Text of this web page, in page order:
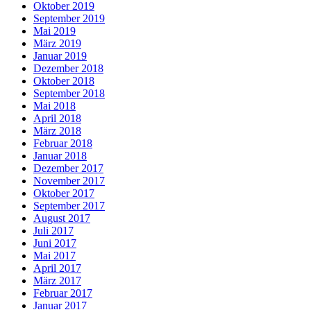
Oktober 2019
September 2019
Mai 2019
März 2019
Januar 2019
Dezember 2018
Oktober 2018
September 2018
Mai 2018
April 2018
März 2018
Februar 2018
Januar 2018
Dezember 2017
November 2017
Oktober 2017
September 2017
August 2017
Juli 2017
Juni 2017
Mai 2017
April 2017
März 2017
Februar 2017
Januar 2017